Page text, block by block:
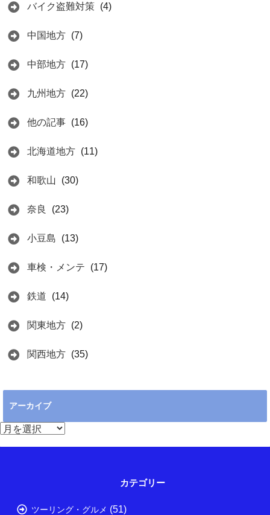
バイク盗難対策 (4)
中国地方 (7)
中部地方 (17)
九州地方 (22)
他の記事 (16)
北海道地方 (11)
和歌山 (30)
奈良 (23)
小豆島 (13)
車検・メンテ (17)
鉄道 (14)
関東地方 (2)
関西地方 (35)
アーカイブ
ア
カテゴリー
ツーリング・グルメ (51)